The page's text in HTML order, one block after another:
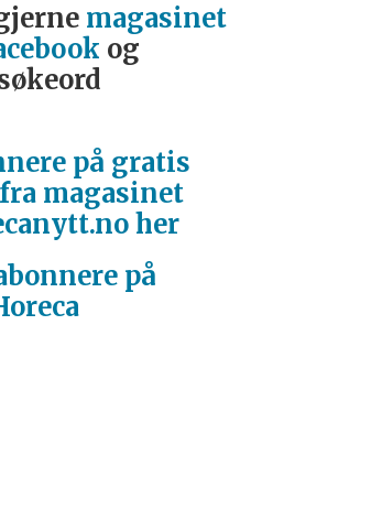
magasinet
og
på gratis
magasinet
her
på